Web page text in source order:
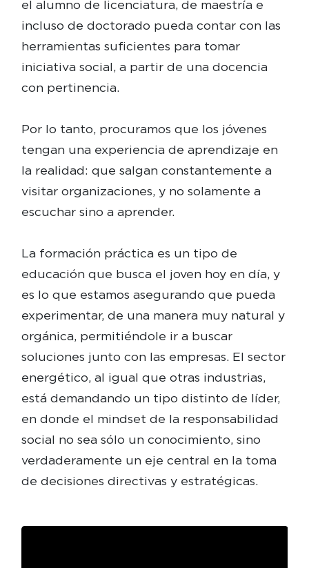
el alumno de licenciatura, de maestría e
incluso de doctorado pueda contar con las
herramientas suficientes para tomar
iniciativa social, a partir de una docencia
con pertinencia.
Por lo tanto, procuramos que los jóvenes
tengan una experiencia de aprendizaje en
la realidad: que salgan constantemente a
visitar organizaciones, y no solamente a
escuchar sino a aprender.
La formación práctica es un tipo de
educación que busca el joven hoy en día, y
es lo que estamos asegurando que pueda
experimentar, de una manera muy natural y
orgánica, permitiéndole ir a buscar
soluciones junto con las empresas. El sector
energético, al igual que otras industrias,
está demandando un tipo distinto de líder,
en donde el mindset de la responsabilidad
social no sea sólo un conocimiento, sino
verdaderamente un eje central en la toma
de decisiones directivas y estratégicas.